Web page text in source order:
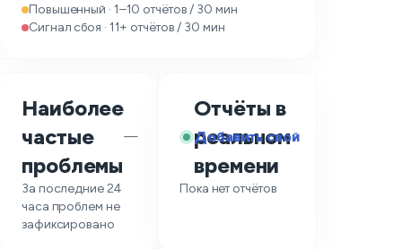
Повышенный · 1–10 отчётов / 30 мин
Сигнал сбоя · 11+ отчётов / 30 мин
Наиболее
частые
проблемы
—
За последние 24
часа проблем не
зафиксировано
Отчёты в
реальном
времени
Добавить свой
Пока нет отчётов